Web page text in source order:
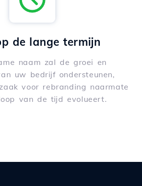
de lange termijn
naam zal de groei en
uw bedrijf ondersteunen,
voor rebranding naarmate
van de tijd evolueert.